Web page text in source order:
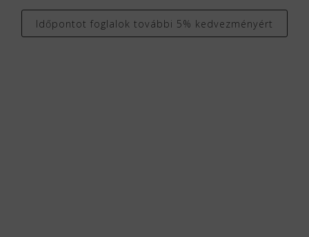
Időpontot foglalok további 5% kedvezményért